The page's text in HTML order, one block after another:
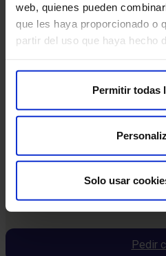
web, quienes pueden
que les haya proporcionado o
partir del uso que haya hecho
Permitir todas
Solo usar
Nuestros médicos
Consulta y pide cita con los
especialidad
Pedir